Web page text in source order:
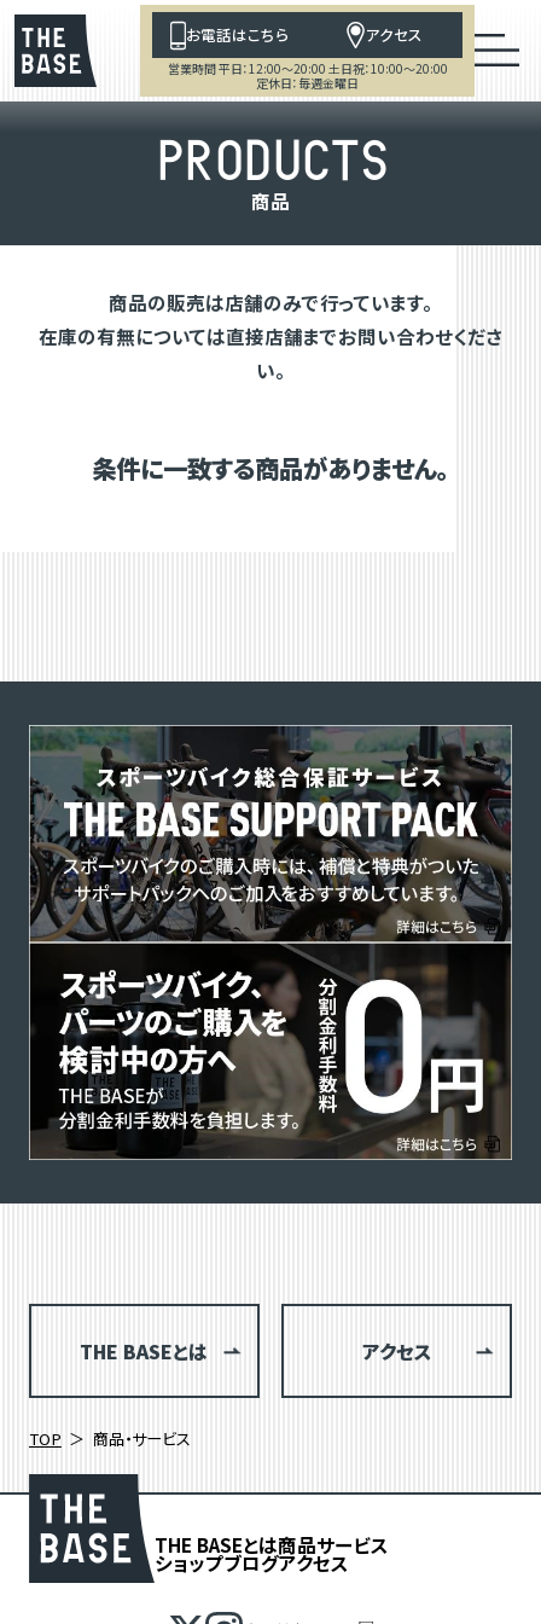
お電話はこちら アクセス
営業時間 平日：12:00～20:00 土日祝：10:00～20:00
定休日：毎週金曜日
PRODUCTS
商品
商品の販売は店舗のみで行っています。
在庫の有無については直接店舗までお問い合わせくださ
い。
条件に一致する商品がありません。
THE BASEとは アクセス
TOP 商品・サービス
THE BASEとは商品サービス
ショップブログアクセス